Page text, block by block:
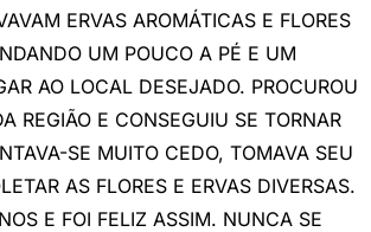
ERVAS AROMÁTICAS E FLORES
UM POUCO A PÉ E UM
AO LOCAL DESEJADO. PROCUROU
REGIÃO E CONSEGUIU SE TORNAR
SE MUITO CEDO, TOMAVA SEU
AS FLORES E ERVAS DIVERSAS.
E FOI FELIZ ASSIM. NUNCA SE